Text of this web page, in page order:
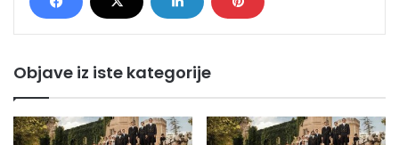
Objave iz iste kategorije